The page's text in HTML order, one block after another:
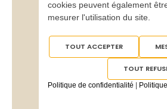
cookies peuvent également
mesurer l'utilisation du site.
TOUT ACCEPTER
TOUT
Politique de confidentialité